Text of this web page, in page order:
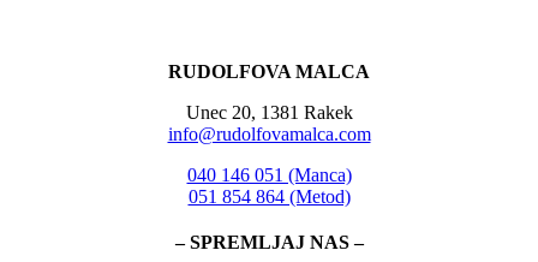
RUDOLFOVA MALCA
Unec 20, 1381 Rakek
info@rudolfovamalca.com
040 146 051 (Manca)
051 854 864 (Metod)
– SPREMLJAJ NAS –